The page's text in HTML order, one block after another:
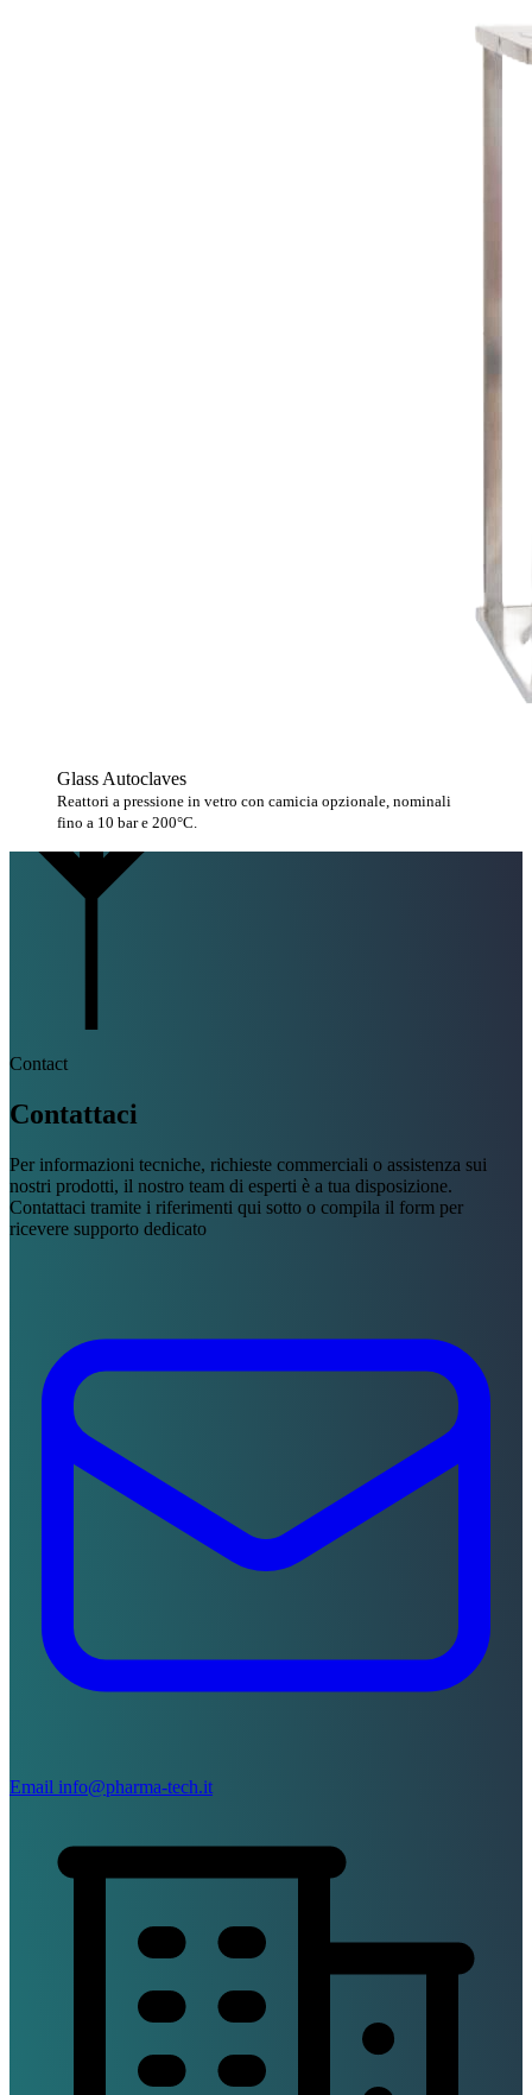
Glass Autoclaves
Reattori a pressione in vetro con camicia opzionale, nominali
fino a 10 bar e 200°C.
Contact
Contattaci
Per informazioni tecniche, richieste commerciali o assistenza sui
nostri prodotti, il nostro team di esperti è a tua disposizione.
Contattaci tramite i riferimenti qui sotto o compila il form per
ricevere supporto dedicato
Email info@pharma-tech.it